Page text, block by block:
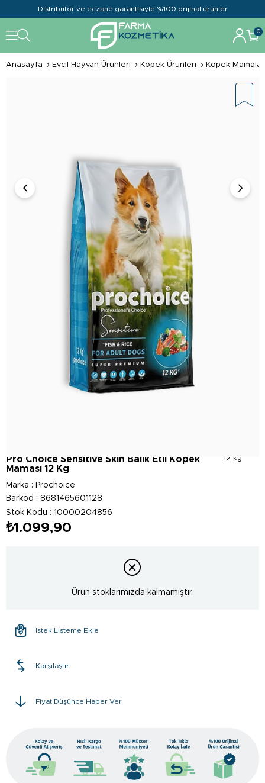
Distribütör ve eczane garantisiyle %100 orijinal ürünler
0
Anasayfa Evcil Hayvan Ürünleri Köpek Ürünleri Köpek
12 kg
Pro Choice Sensitive Skin Balık Etli Köpek
Maması 12 Kg
Marka : Prochoice
Barkod : 8681465601128
Stok Kodu
10000204856
₺1.099,90
Ürün stoklarımızda kalmamıştır.
İstek Listeme Ekle
Karşılaştır
Fiyat Düşünce Haber Ver